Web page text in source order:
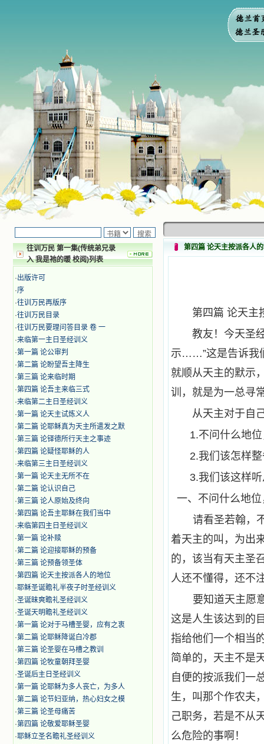
往训万民 第一集(传统弟兄录
入 我是祂的暖 校阅)列表
·出版许可
·序
·往训万民再版序
·往训万民目录
·往训万民要理问答目录 卷 一
·来临第一主日圣经训义
·第一篇 论公审判
·第二篇 论盼望吾主降生
·第三篇 论来临时期
·第四篇 论吾主来临三式
·来临第二主日圣经训义
·第一篇 论天主试炼义人
·第二篇 论耶稣真为天主所遣发之默
·第三篇 论铎德所行天主之事迹
·第四篇 论疑怪耶稣的人
·来临第三主日圣经训义
·第一篇 论天主无所不在
·第二篇 论认识自己
·第三篇 论人原始及终向
·第四篇 论吾主耶稣在我们当中
·来临第四主日圣经训义
·第一篇 论补赎
·第二篇 论迎接耶稣的预备
·第三篇 论预备领圣体
·第四篇 论天主按派各人的地位
·耶稣圣诞瞻礼半夜子时圣经训义
·圣诞昧爽瞻礼圣经训义
·圣诞天明瞻礼圣经训义
·第一篇 论对于马槽圣婴，应有之衷
·第二篇 论耶稣降诞白冷郡
·第三篇 论圣婴在马槽之教训
·第四篇 论牧童朝拜圣婴
·圣诞后主日圣经训义
·第一篇 论耶稣为多人丧亡，为多人
·第二篇 论节妇亚纳，热心妇女之模
·第三篇 论圣母痛苦
·第四篇 论敬爱耶稣圣婴
·耶稣立圣名瞻礼圣经训义
第四篇 论天主按派各人
第四篇 论天主
教友！今天圣
示……”这是告诉我
就顺从天主的默示
训，就是为一总寻
从天主对于自
1.不问什么地
2.我们该怎样
3.我们该这样
一、不问什么地
请看圣若翰，
着天主的叫，为出
的，该当有天主圣
人还不懂得，还不
要知道天主愿
这是人生该达到的
指给他们一个相当
简单的，天主不是
自便的按派我们一
生，叫那个作农夫
己职务，若是不从
么危险的事啊！